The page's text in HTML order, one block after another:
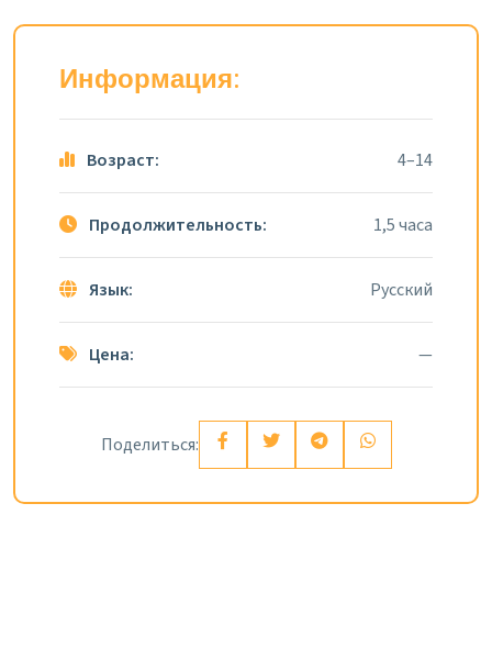
Информация:
Возраст: 4–14
Продолжительность: 1,5 часа
Язык: Русский
Цена: —
Поделиться: